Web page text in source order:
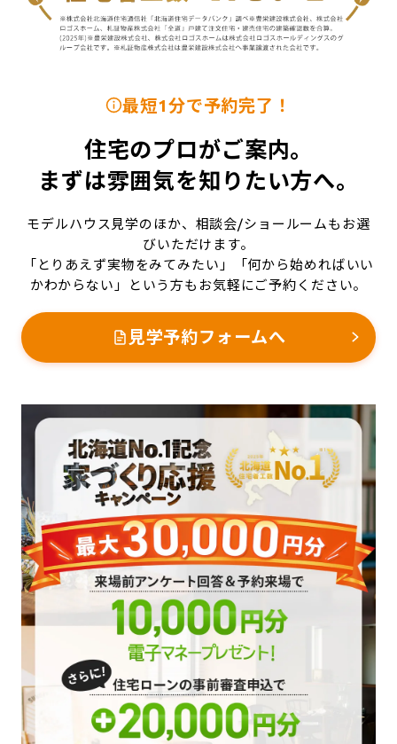
最短1分で予約完了！
住宅のプロがご案内。
まずは雰囲気を知りたい方へ。
モデルハウス見学のほか、相談会/ショールームもお選
びいただけます。
「とりあえず実物をみてみたい」「何から始めればいい
かわからない」という方もお気軽にご予約ください。
見学予約フォームへ